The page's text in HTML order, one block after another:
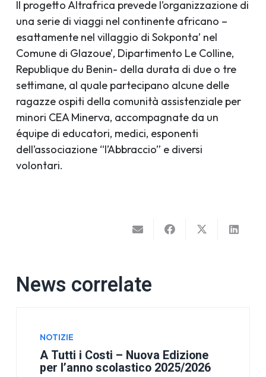
Il progetto Altrafrica prevede l’organizzazione di
una serie di viaggi nel continente africano –
esattamente nel villaggio di Sokponta’ nel
Comune di Glazoue’, Dipartimento Le Colline,
Republique du Benin- della durata di due o tre
settimane, al quale partecipano alcune delle
ragazze ospiti della comunità assistenziale per
minori CEA Minerva, accompagnate da un
équipe di educatori, medici, esponenti
dell’associazione “l’Abbraccio” e diversi
volontari.
News correlate
NOTIZIE
A Tutti i Costi – Nuova Edizione
per l’anno scolastico 2025/2026